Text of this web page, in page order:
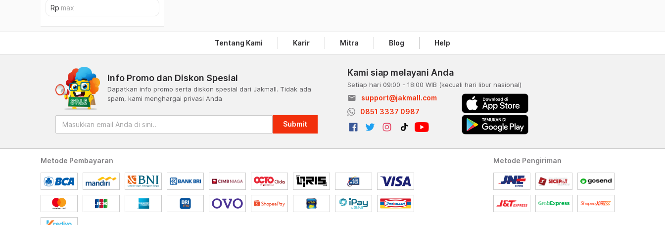
Tentang Kami Karir Mitra Blog Help
Info Promo dan Diskon Spesial
Dapatkan info promo serta diskon spesial dari Jakmall. Tidak ada
spam, kami menghargai privasi Anda
Submit
Kami siap melayani Anda
Setiap hari 09:00 - 18:00 WIB (kecuali hari libur nasional)
email
support@jakmall.com
0851 3337 0987
Metode Pembayaran Metode Pengiriman